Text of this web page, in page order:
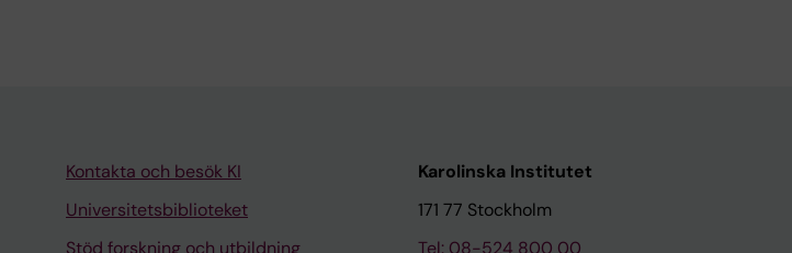
Kontakta och besök KI
Universitetsbiblioteket
Karolinska Institutet
171 77 Stockholm